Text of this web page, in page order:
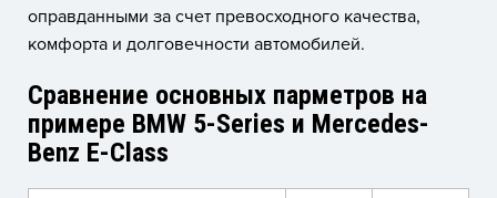
оправданными за счет превосходного качества,
комфорта и долговечности автомобилей.
Сравнение основных парметров на
примере BMW 5-Series и Mercedes-
Benz E-Class